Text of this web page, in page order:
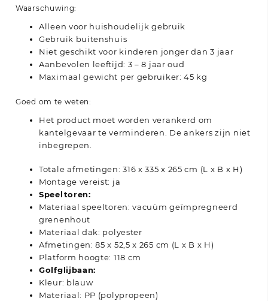
Waarschuwing:
Alleen voor huishoudelijk gebruik
Gebruik buitenshuis
Niet geschikt voor kinderen jonger dan 3 jaar
Aanbevolen leeftijd: 3 – 8 jaar oud
Maximaal gewicht per gebruiker: 45 kg
Goed om te weten:
Het product moet worden verankerd om
kantelgevaar te verminderen. De ankers zijn niet
inbegrepen.
Totale afmetingen: 316 x 335 x 265 cm (L x B x H)
Montage vereist: ja
Speeltoren:
Materiaal speeltoren: vacuüm geïmpregneerd
grenenhout
Materiaal dak: polyester
Afmetingen: 85 x 52,5 x 265 cm (L x B x H)
Platform hoogte: 118 cm
Golfglijbaan:
Kleur: blauw
Materiaal: PP (polypropeen)